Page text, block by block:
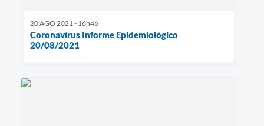
20 AGO 2021 - 16h46
Coronavírus Informe Epidemiológico
20/08/2021